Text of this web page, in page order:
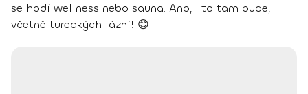
se hodí wellness nebo sauna. Ano, i to tam bude,
včetně tureckých lázní! 😊